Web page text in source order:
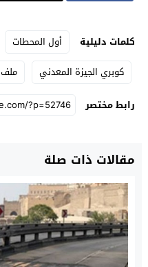
كلمات دليلية أول المحطات
كوبري الجيزة المعدني
ملف
رابط مختصر
مقالات ذات صلة